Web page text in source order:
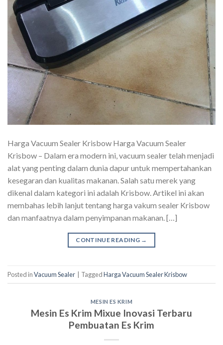
Harga Vacuum Sealer Krisbow Harga Vacuum Sealer
Krisbow – Dalam era modern ini, vacuum sealer telah menjadi
alat yang penting dalam dunia dapur untuk mempertahankan
kesegaran dan kualitas makanan. Salah satu merek yang
dikenal dalam kategori ini adalah Krisbow. Artikel ini akan
membahas lebih lanjut tentang harga vakum sealer Krisbow
dan manfaatnya dalam penyimpanan makanan. […]
CONTINUE READING →
Posted inVacuum Sealer TaggedHarga Vacuum Sealer Krisbow
MESIN ES KRIM
Mesin Es Krim Mixue Inovasi Terbaru
Pembuatan Es Krim